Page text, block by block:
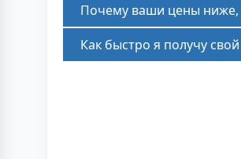
Почему ваши цены ниже,
Как быстро я получу